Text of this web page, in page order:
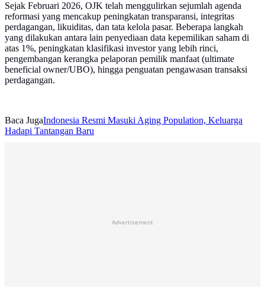
Sejak Februari 2026, OJK telah menggulirkan sejumlah agenda
reformasi yang mencakup peningkatan transparansi, integritas
perdagangan, likuiditas, dan tata kelola pasar. Beberapa langkah
yang dilakukan antara lain penyediaan data kepemilikan saham di
atas 1%, peningkatan klasifikasi investor yang lebih rinci,
pengembangan kerangka pelaporan pemilik manfaat (ultimate
beneficial owner/UBO), hingga penguatan pengawasan transaksi
perdagangan.
Baca JugaIndonesia Resmi Masuki Aging Population, Keluarga
Hadapi Tantangan Baru
Advertisement